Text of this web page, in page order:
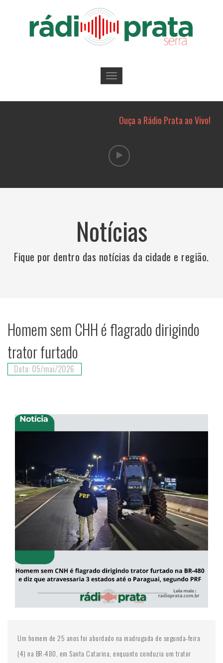
Toggle
navigation
Ouça a Rádio Prata ao Vivo!
Notícias
Fique por dentro das notícias da cidade e região.
Homem sem CHH é flagrado dirigindo
trator furtado
Data: 05/mai/2026
Um homem de 25 anos foi abordado na madrugada de segunda-feira
(4) na BR-480, em Santa Catarina, enquanto conduzia um trator